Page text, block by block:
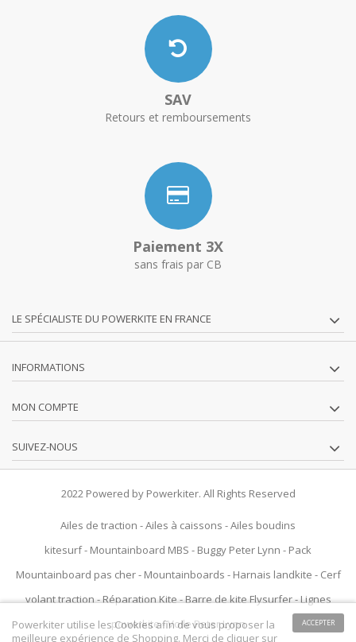
SAV
Retours et remboursements
Paiement 3X
sans frais par CB
LE SPÉCIALISTE DU POWERKITE EN FRANCE
INFORMATIONS
MON COMPTE
SUIVEZ-NOUS
2022 Powered by Powerkiter. All Rights Reserved
Ailes de traction -Ailes à caissons -Ailes boudins
kitesurf- Mountainboard MBS - Buggy Peter Lynn - Pack
Mountainboard pas cher- Mountainboards - Harnais landkite - Cerf
volant traction-Réparation Kite-Barre de kite Flysurfer-Lignes
powerkite-Voile Peter Lynn ACCEPTER
Powerkiter utilise les Cookies afin de vous proposer la
meilleure expérience de Shopping. Merci de cliquer sur